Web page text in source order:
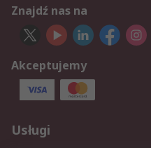
Znajdź nas na
Akceptujemy
Usługi